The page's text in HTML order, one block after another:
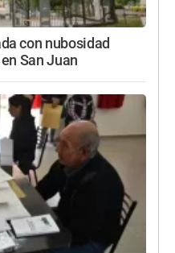
con nubosidad
San Juan